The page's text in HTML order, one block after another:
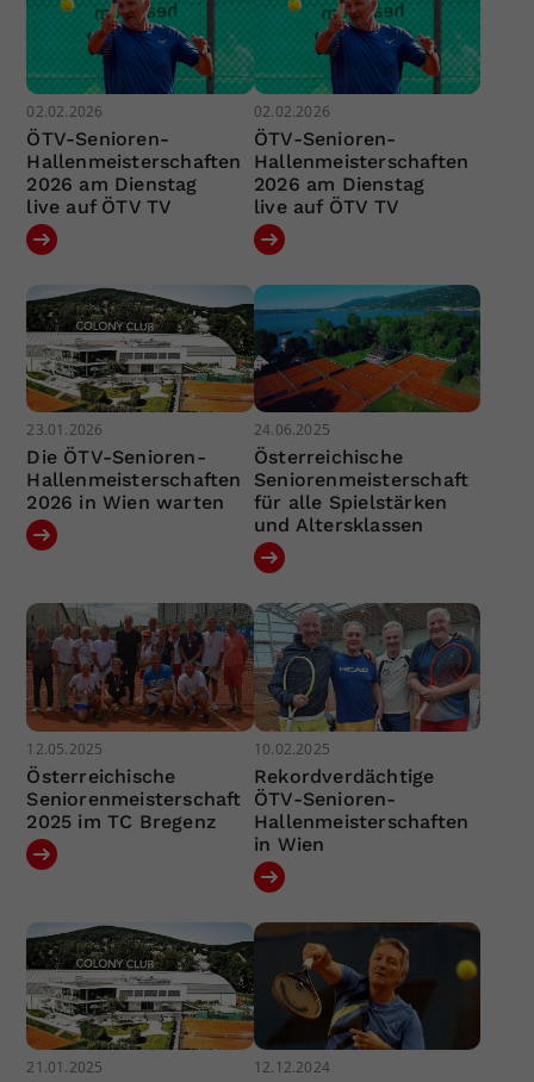
02.02.2026
ÖTV-Senioren-
Hallenmeisterschaften
2026 am Dienstag
live auf ÖTV TV
02.02.2026
ÖTV-Senioren-
Hallenmeisterschaften
2026 am Dienstag
live auf ÖTV TV
23.01.2026
Die ÖTV-Senioren-
Hallenmeisterschaften
2026 in Wien warten
24.06.2025
Österreichische
Seniorenmeisterschaft
für alle Spielstärken
und Altersklassen
12.05.2025
Österreichische
Seniorenmeisterschaft
2025 im TC Bregenz
10.02.2025
Rekordverdächtige
ÖTV-Senioren-
Hallenmeisterschaften
in Wien
21.01.2025 12.12.2024